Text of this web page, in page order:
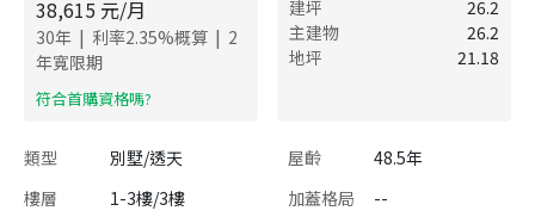
38,615 元/月
30年 | 利率2.35%概算 | 2
年寬限期
​符合首購資格嗎?
建坪
26.2
主建物
26.2
地坪
21.18
類型 別墅/透天 屋齡
48.5年
樓層
1-3樓/3樓 加蓋格局
--